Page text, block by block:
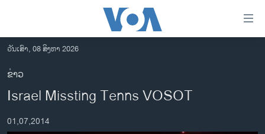
ເຂົ້າ
ຫາ
ຂ້າມ
ຂ້າມ
ໄປ
ອາເມຣິກາ
ການເລືອກຕັ້ງ ປະທານາທີບໍດີ ສະຫະລັດ 2024
ວັນເສົາ, 08 ສິງຫາ 2026
ຂ່າວ
Israel Missting Tenns VOSOT
01,07,2014